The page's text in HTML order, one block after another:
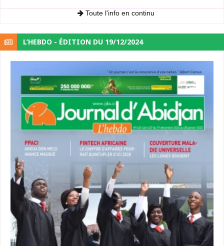
Toute l'info en continu
L’HEBDO - ÉDITION DU 19/12/2024